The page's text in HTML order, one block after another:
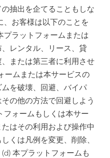
抽出を企てることもしな
、お客様は以下のことを
プラットフォームまたは
レンタル、リース、貸
または第三者に利用させ
ームまたは本サービスの
を破壊、回避、バイパ
の他の方法で回避しよう
フォームもしくは本サー
はその利用および操作中
くは凡例を変更、削除、
本プラットフォームも